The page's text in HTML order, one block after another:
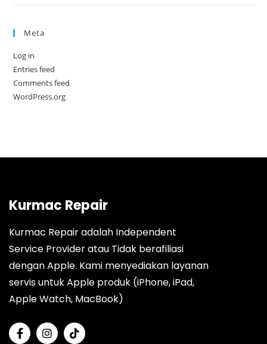
Meta
Log in
Entries feed
Comments feed
WordPress.org
Kurmac Repair
Kurmac Repair adalah Independent
Service Provider atau Tidak berafiliasi
dengan Apple. Kami menyediakan layanan
servis untuk Apple produk (iPhone, iPad,
Apple Watch, MacBook)